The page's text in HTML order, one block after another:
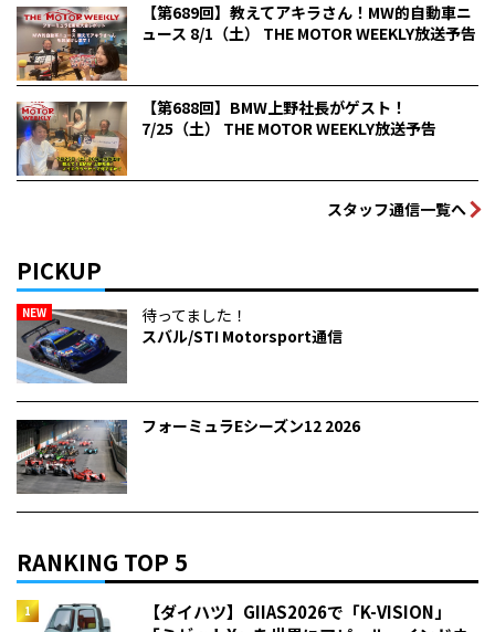
【第689回】教えてアキラさん！MW的自動車ニ
ュース 8/1（土） THE MOTOR WEEKLY放送予告
【第688回】BMW上野社長がゲスト！
7/25（土） THE MOTOR WEEKLY放送予告
スタッフ通信一覧へ
PICKUP
NEW
待ってました！
スバル/STI Motorsport通信
フォーミュラEシーズン12 2026
RANKING TOP 5
【ダイハツ】GIIAS2026で「K-VISION」